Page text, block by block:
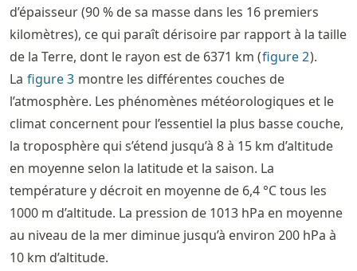
d’épaisseur (90 % de sa masse dans les 16 premiers
kilomètres), ce qui paraît dérisoire par rapport à la taille
de la Terre, dont le rayon est de 6371 km (figure2).
La figure3 montre les différentes couches de
l’atmosphère. Les phénomènes météorologiques et le
climat concernent pour l’essentiel la plus basse couche,
la troposphère qui s’étend jusqu’à 8 à 15 km d’altitude
en moyenne selon la latitude et la saison. La
température y décroit en moyenne de 6,4 °C tous les
1000 m d’altitude. La pression de 1013 hPa en moyenne
au niveau de la mer diminue jusqu’à environ 200 hPa à
10 km d’altitude.